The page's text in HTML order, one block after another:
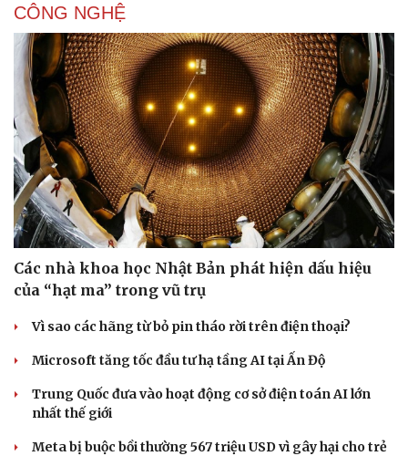
Cải chính
CÔNG NGHỆ
Các nhà khoa học Nhật Bản phát hiện dấu hiệu
của “hạt ma” trong vũ trụ
Vì sao các hãng từ bỏ pin tháo rời trên điện thoại?
Microsoft tăng tốc đầu tư hạ tầng AI tại Ấn Độ
Trung Quốc đưa vào hoạt động cơ sở điện toán AI lớn
nhất thế giới
Meta bị buộc bồi thường 567 triệu USD vì gây hại cho trẻ